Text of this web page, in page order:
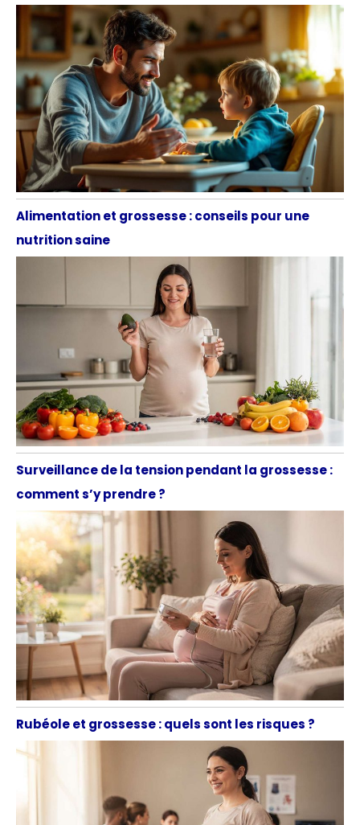
Alimentation et grossesse : conseils pour une
nutrition saine
Surveillance de la tension pendant la grossesse :
comment s’y prendre ?
Rubéole et grossesse : quels sont les risques ?